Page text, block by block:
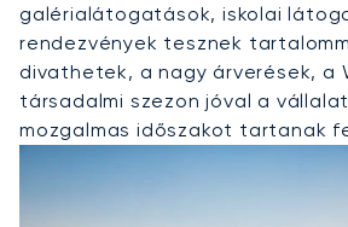
galérialátogatások, iskolai
rendezvények tesznek
divathetek, a nagy árverések, a
társadalmi szezon jóval a
mozgalmas időszakot tartanak